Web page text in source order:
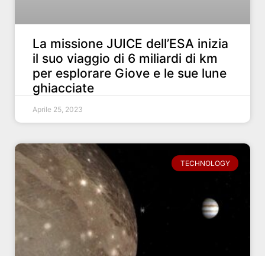
La missione JUICE dell’ESA inizia
il suo viaggio di 6 miliardi di km
per esplorare Giove e le sue lune
ghiacciate
Aprile 25, 2023
TECHNOLOGY